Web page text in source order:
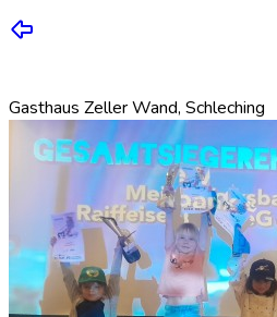
Gasthaus Zeller Wand, Schleching